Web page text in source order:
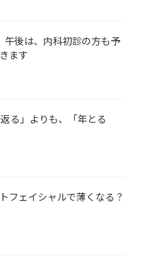
午後は、内科初診の方も予
ます
る」よりも、「年とる
フェイシャルで薄くなる？